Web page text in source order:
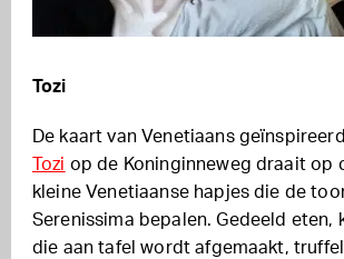
Tozi
De kaart van Venetiaans
Tozi op de Koninginneweg draait op
kleine Venetiaanse hapjes die de
Serenissima bepalen. Gedeeld eten,
die aan tafel wordt afgemaakt,